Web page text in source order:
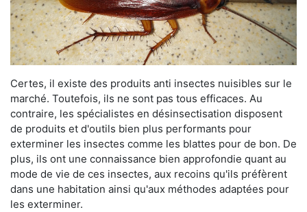
Certes, il existe des produits anti insectes nuisibles sur le
marché. Toutefois, ils ne sont pas tous efficaces. Au
contraire, les spécialistes en désinsectisation disposent
de produits et d'outils bien plus performants pour
exterminer les insectes comme les blattes pour de bon. De
plus, ils ont une connaissance bien approfondie quant au
mode de vie de ces insectes, aux recoins qu'ils préfèrent
dans une habitation ainsi qu'aux méthodes adaptées pour
les exterminer.